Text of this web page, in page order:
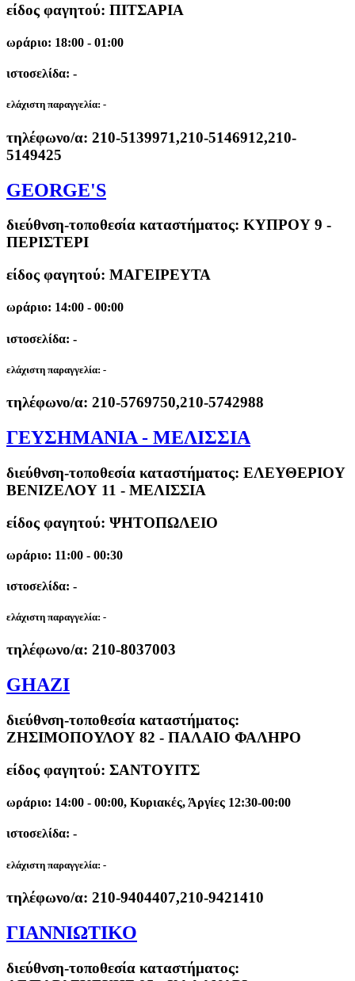
είδος φαγητού: ΠΙΤΣΑΡΙΑ
ωράριο: 18:00 - 01:00
ιστοσελίδα: -
ελάχιστη παραγγελία: -
τηλέφωνο/α: 210-5139971,210-5146912,210-
5149425
GEORGE'S
διεύθνση-τοποθεσία καταστήματος: ΚΥΠΡΟΥ 9 -
ΠΕΡΙΣΤΕΡΙ
είδος φαγητού: ΜΑΓΕΙΡΕΥΤΑ
ωράριο: 14:00 - 00:00
ιστοσελίδα: -
ελάχιστη παραγγελία: -
τηλέφωνο/α: 210-5769750,210-5742988
ΓΕΥΣΗΜΑΝΙΑ - ΜΕΛΙΣΣΙΑ
διεύθνση-τοποθεσία καταστήματος: ΕΛΕΥΘΕΡΙΟΥ
ΒΕΝΙΖΕΛΟΥ 11 - ΜΕΛΙΣΣΙΑ
είδος φαγητού: ΨΗΤΟΠΩΛΕΙΟ
ωράριο: 11:00 - 00:30
ιστοσελίδα: -
ελάχιστη παραγγελία: -
τηλέφωνο/α: 210-8037003
GHAZI
διεύθνση-τοποθεσία καταστήματος:
ΖΗΣΙΜΟΠΟΥΛΟΥ 82 - ΠΑΛΑΙΟ ΦΑΛΗΡΟ
είδος φαγητού: ΣΑΝΤΟΥΙΤΣ
ωράριο: 14:00 - 00:00, Κυριακές, Άργίες 12:30-00:00
ιστοσελίδα: -
ελάχιστη παραγγελία: -
τηλέφωνο/α: 210-9404407,210-9421410
ΓΙΑΝΝΙΩΤΙΚΟ
διεύθνση-τοποθεσία καταστήματος: